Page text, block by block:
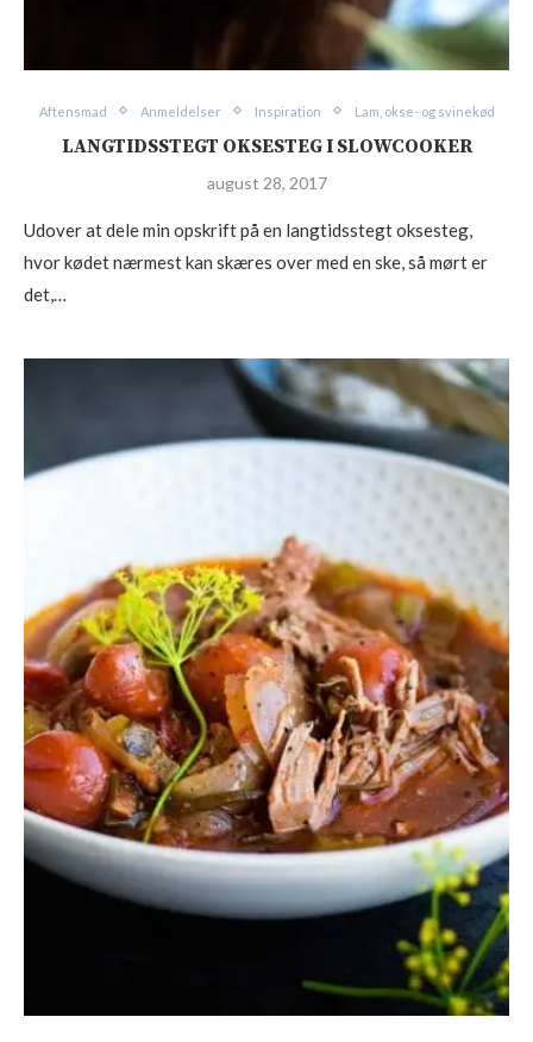
Aftensmad Anmeldelser Inspiration Lam, okse- og svinekød
LANGTIDSSTEGT OKSESTEG I SLOWCOOKER
august 28, 2017
Udover at dele min opskrift på en langtidsstegt oksesteg,
hvor kødet nærmest kan skæres over med en ske, så mørt er
det,…